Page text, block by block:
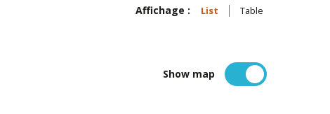
Affichage : List Table
Show map